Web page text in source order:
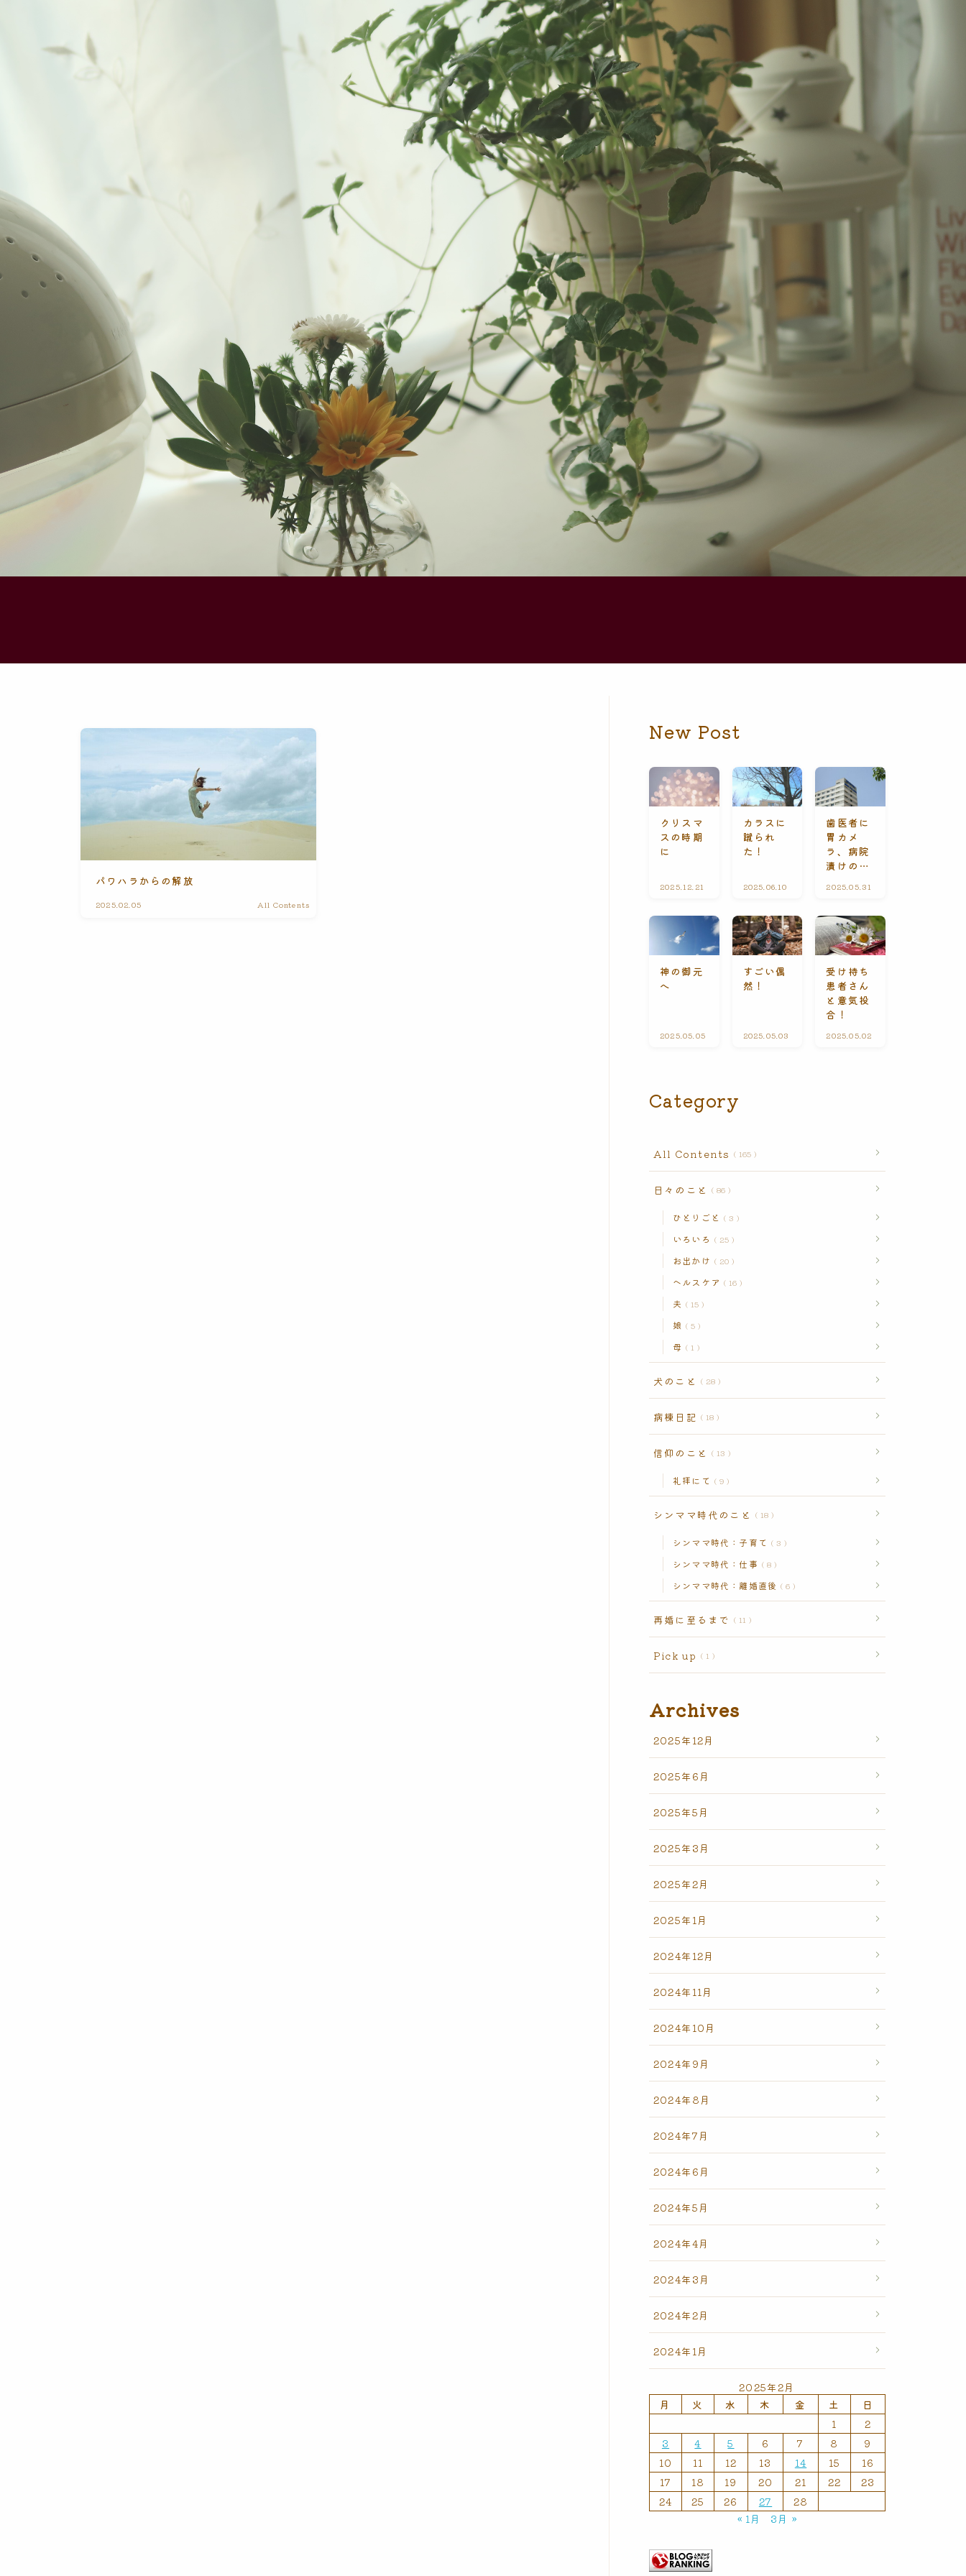
パワハラからの解放
2025.02.05 All Contents
New Post
クリスマ
スの時期
に
2025.12.21
て
カラスに
蹴られ
た！
2025.06.10
ご
と
歯医者に
胃カメ
ラ、病院
漬けの休
2025.05.31
C
o
n
t
神の御元
へ
2025.05.05
t
e
すごい偶
然！
2025.05.03
受け持ち
患者さん
と意気投
合！
2025.05.02
Category
All Contents 165
日々のこと 86
ひとりごと 3
いろいろ 25
お出かけ 20
ヘルスケア 16
夫 15
娘 5
母 1
犬のこと 28
病棟日記 18
信仰のこと 13
礼拝にて 9
シンママ時代のこと 18
シンママ時代：子育て 3
シンママ時代：仕事 8
シンママ時代：離婚直後 6
再婚に至るまで 11
Pick up 1
Archives
2025年12月
2025年6月
2025年5月
2025年3月
2025年2月
2025年1月
2024年12月
2024年11月
2024年10月
2024年9月
2024年8月
2024年7月
2024年6月
2024年5月
2024年4月
2024年3月
2024年2月
2024年1月
2025年2月
月
火 水 木 金 土
日
1
2
3
4 5 6 7 8
9
10
11 12 13 14 15
16
17
18 19 20 21 22
23
24
25 26 27
28
« 1月
3月 »